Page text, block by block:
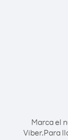
Marca el
Viber.Para